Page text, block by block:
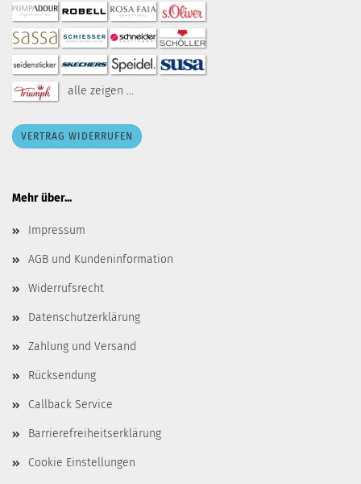
alle zeigen ...
VERTRAG WIDERRUFEN
Mehr über...
Impressum
AGB und Kundeninformation
Widerrufsrecht
Datenschutzerklärung
Zahlung und Versand
Rücksendung
Callback Service
Barrierefreiheitserklärung
Cookie Einstellungen